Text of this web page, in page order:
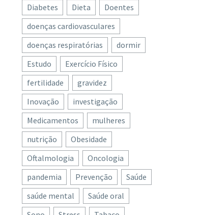
Diabetes
Dieta
Doentes
doenças cardiovasculares
doenças respiratórias
dormir
Estudo
Exercício Físico
fertilidade
gravidez
Inovação
investigação
Medicamentos
mulheres
nutrição
Obesidade
Oftalmologia
Oncologia
pandemia
Prevenção
Saúde
saúde mental
Saúde oral